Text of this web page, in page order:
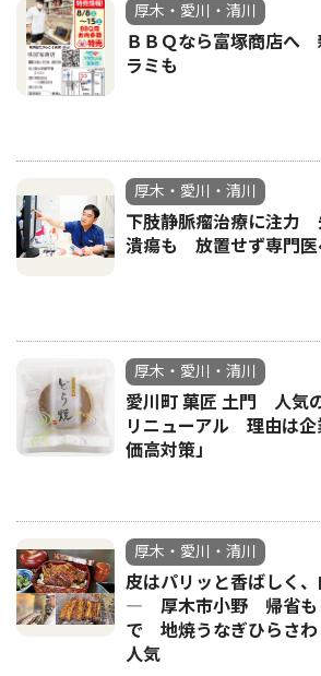
厚木・愛川・清川
ＢＢＱなら富塚商店へ
ラミも
厚木・愛川・清川
下肢静脈瘤治療に注力
潰瘍も 放置せず専門医
厚木・愛川・清川
愛川町 菓匠 土門 人気
リニューアル 理由は企
価高対策」
厚木・愛川・清川
皮はパリッと香ばしく
― 厚木市小野 帰省も
で 地焼うなぎひらさ
人気